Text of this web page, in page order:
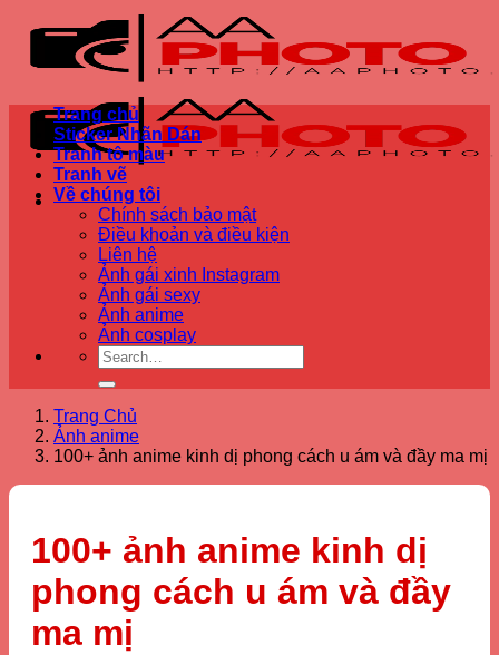
qua
Trang chủ
Sticker Nhãn Dán
Tranh tô màu
Tranh vẽ
Về chúng tôi
Chính sách bảo mật
Điều khoản và điều kiện
Liên hệ
Ảnh gái xinh Instagram
Ảnh gái sexy
Ảnh anime
Ảnh cosplay
Trang Chủ
Ảnh anime
100+ ảnh anime kinh dị phong cách u ám và đầy ma mị
100+ ảnh anime kinh dị
phong cách u ám và đầy
ma mị